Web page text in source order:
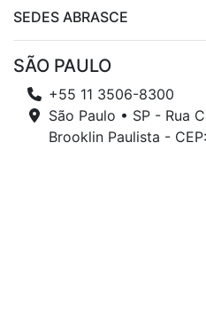
SEDES ABRASCE
SÃO PAULO
+55 11 3506-8300
São Paulo • SP - Rua
Brooklin Paulista -